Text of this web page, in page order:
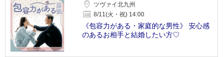
ツヴァイ北九州
8/11(火・祝) 14:00
《包容力がある・家庭的な男性》 安心感
のあるお相手と結婚したい方♡